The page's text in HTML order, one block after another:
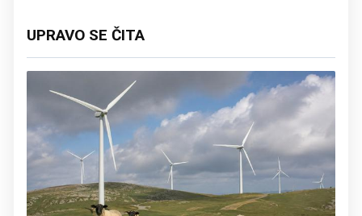
UPRAVO SE ČITA